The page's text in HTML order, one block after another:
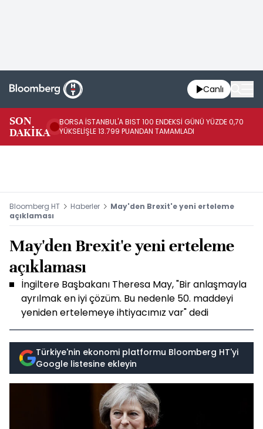
Canlı
SON
DAKİKA
BORSA İSTANBUL'A BIST 100 ENDEKSİ GÜNÜ YÜZDE 0,70
YÜKSELİŞLE 13.799 PUANDAN TAMAMLADI
Bloomberg HT Haberler
May'den Brexit'e yeni erteleme
açıklaması
May'den Brexit'e yeni erteleme
açıklaması
İngiltere Başbakanı Theresa May, "Bir anlaşmayla
ayrılmak en iyi çözüm. Bu nedenle 50. maddeyi
yeniden ertelemeye ihtiyacımız var" dedi
Türkiye'nin ekonomi platformu Bloomberg HT'yi
Google listesine ekleyin